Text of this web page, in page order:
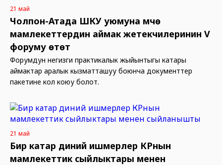
21 май
Чолпон-Атада ШКУ уюмуна мүчө
мамлекеттердин аймак жетекчилеринин V
форуму өтөт
Форумдун негизги практикалык жыйынтыгы катары
аймактар аралык кызматташуу боюнча документтер
пакетине кол коюу болот.
21 май
Бир катар диний ишмерлер КРнын
мамлекеттик сыйлыктары менен